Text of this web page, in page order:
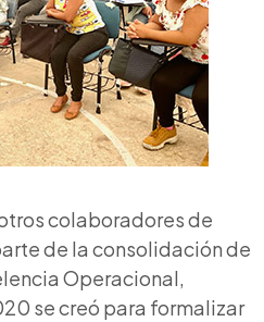
colaboradores de
de la consolidación de
Operacional,
se creó para formalizar